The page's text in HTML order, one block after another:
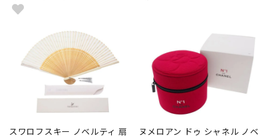
スワロフスキー ノベルティ 扇
ヌメロアン ドゥ シャネル ノベ